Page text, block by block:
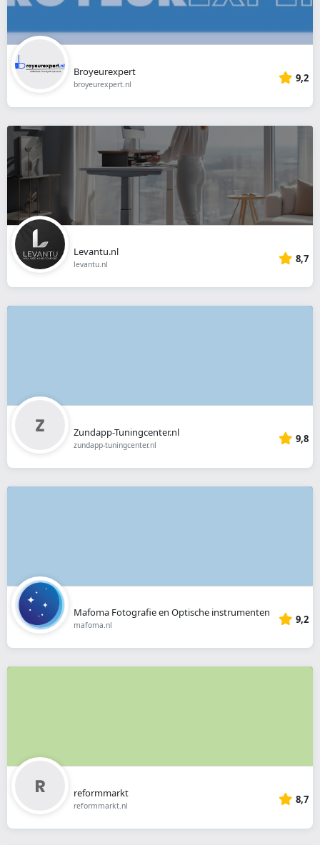
Broyeurexpert
broyeurexpert.nl 9,2
Levantu.nl
levantu.nl 8,7
Zundapp-Tuningcenter.nl
zundapp-tuningcenter.nl 9,8
Mafoma Fotografie en Optische instrumenten
mafoma.nl 9,2
reformmarkt
reformmarkt.nl 8,7